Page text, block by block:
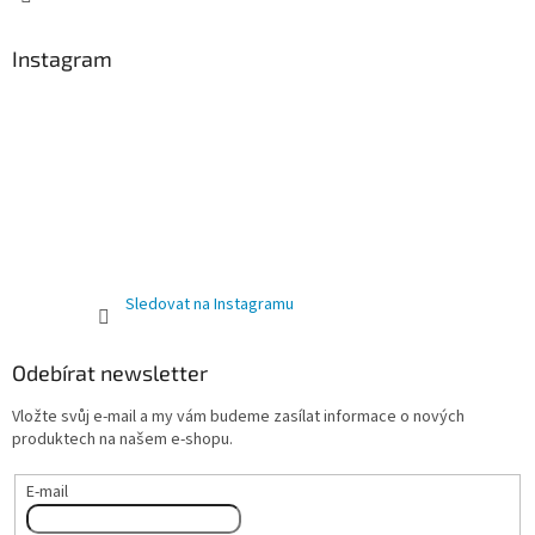
Instagram
Sledovat na Instagramu
Odebírat newsletter
Vložte svůj e-mail a my vám budeme zasílat informace o nových
produktech na našem e-shopu.
E-mail